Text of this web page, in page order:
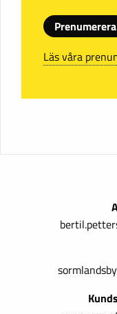
Prenumerera
Läs våra